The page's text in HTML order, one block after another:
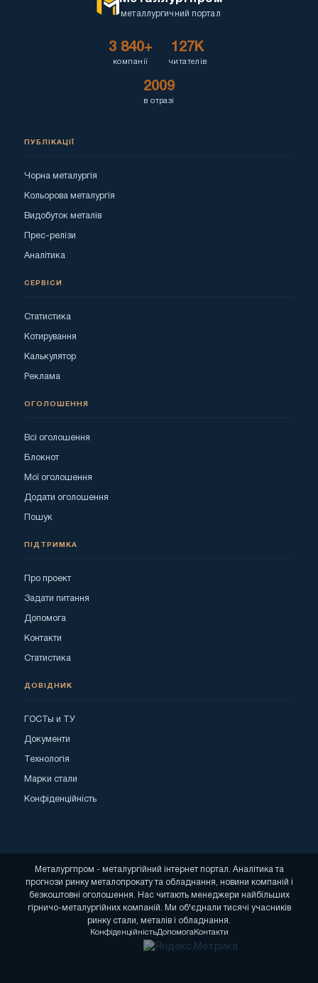
металлургичний портал
3 840+
компанії
127K
читателів
2009
в отразі
ПУБЛІКАЦІЇ
Чорна металургія
Кольорова металургія
Видобуток металів
Прес-релізи
Аналітика
СЕРВІСИ
Статистика
Котирування
Калькулятор
Реклама
ОГОЛОШЕННЯ
Всі оголошення
Блокнот
Мої оголошення
Додати оголошення
Пошук
ПІДТРИМКА
Про проект
Задати питання
Допомога
Контакти
Статистика
ДОВІДНИК
ГОСТы и ТУ
Документи
Технологія
Марки стали
Конфіденційність
Металургпром - металургійний інтернет портал. Аналітика та
прогнози ринку металопрокату та обладнання, новини компаній і
безкоштовні оголошення. Нас читають менеджери найбільших
гірничо-металургійних компаній. Ми об'єднали тисячі учасників
ринку стали, металів і обладнання.
КонфіденційністьДопомогаКонтакти